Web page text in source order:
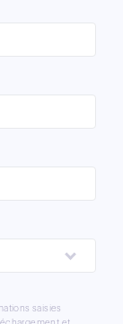
saisies